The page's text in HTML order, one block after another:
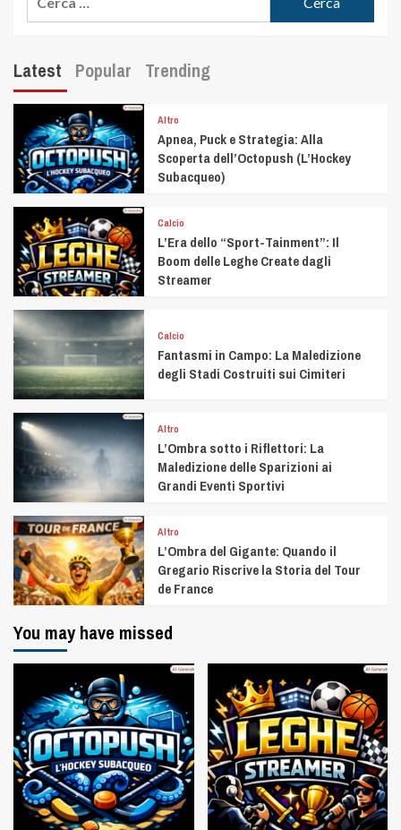
Latest Popular Trending
Altro
Apnea, Puck e Strategia: Alla
Scoperta dell’Octopush (L’Hockey
Subacqueo)
Calcio
L’Era dello “Sport-Tainment”: Il
Boom delle Leghe Create dagli
Streamer
Calcio
Fantasmi in Campo: La Maledizione
degli Stadi Costruiti sui Cimiteri
Altro
L’Ombra sotto i Riflettori: La
Maledizione delle Sparizioni ai
Grandi Eventi Sportivi
Altro
L’Ombra del Gigante: Quando il
Gregario Riscrive la Storia del Tour
de France
You may have missed